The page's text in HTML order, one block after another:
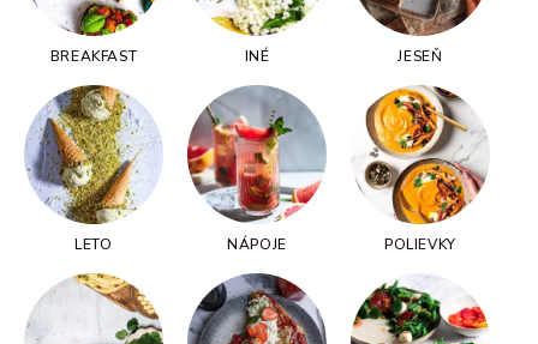
BREAKFAST INÉ JESEŇ
LETO NÁPOJE POLIEVKY